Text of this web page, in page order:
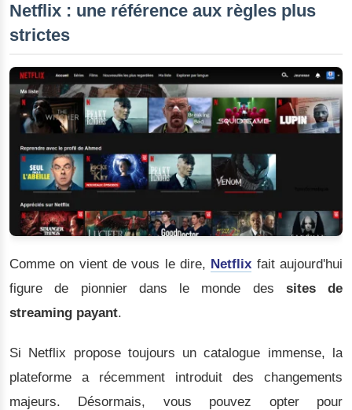
Netflix : une référence aux règles plus
strictes
Comme on vient de vous le dire, Netflix fait aujourd'hui
figure de pionnier dans le monde des sites de
streaming payant.
Si Netflix propose toujours un catalogue immense, la
plateforme a récemment introduit des changements
majeurs. Désormais, vous pouvez opter pour